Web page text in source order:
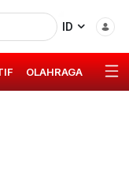
ID
OLAHRAGA GAYA